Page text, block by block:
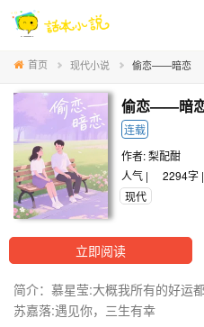
首页 现代小说 偷恋——暗恋
偷恋——暗
连载
作者:梨配酣
人气 |
2294字 |
现代
立即阅读
简介：慕星莹:大概我所有的好运
苏嘉落:遇见你，三生有幸